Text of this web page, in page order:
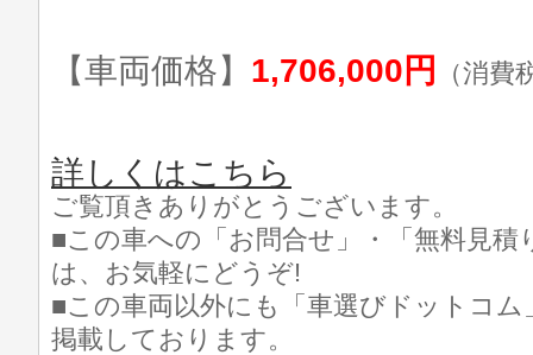
【車両価格】 1,706,000円 （消費
詳しくはこちら
ご覧頂きありがとうございます。
■この車への「お問合せ」・「無料見積
は、お気軽にどうぞ!
■この車両以外にも「車選びドットコ
掲載しております。